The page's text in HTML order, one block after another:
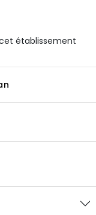
établissement